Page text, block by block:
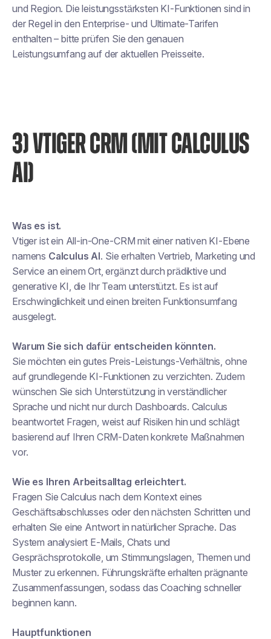
und Region. Die leistungsstärksten KI-Funktionen sind in
der Regel in den Enterprise- und Ultimate-Tarifen
enthalten – bitte prüfen Sie den genauen
Leistungsumfang auf der aktuellen Preisseite.
3) VTIGER CRM (MIT CALCULUS
AI)
Was es ist.
Vtiger ist ein All-in-One-CRM mit einer nativen KI-Ebene
namens Calculus AI. Sie erhalten Vertrieb, Marketing und
Service an einem Ort, ergänzt durch prädiktive und
generative KI, die Ihr Team unterstützt. Es ist auf
Erschwinglichkeit und einen breiten Funktionsumfang
ausgelegt.
Warum Sie sich dafür entscheiden könnten.
Sie möchten ein gutes Preis-Leistungs-Verhältnis, ohne
auf grundlegende KI-Funktionen zu verzichten. Zudem
wünschen Sie sich Unterstützung in verständlicher
Sprache und nicht nur durch Dashboards. Calculus
beantwortet Fragen, weist auf Risiken hin und schlägt
basierend auf Ihren CRM-Daten konkrete Maßnahmen
vor.
Wie es Ihren Arbeitsalltag erleichtert.
Fragen Sie Calculus nach dem Kontext eines
Geschäftsabschlusses oder den nächsten Schritten und
erhalten Sie eine Antwort in natürlicher Sprache. Das
System analysiert E-Mails, Chats und
Gesprächsprotokolle, um Stimmungslagen, Themen und
Muster zu erkennen. Führungskräfte erhalten prägnante
Zusammenfassungen, sodass das Coaching schneller
beginnen kann.
Hauptfunktionen